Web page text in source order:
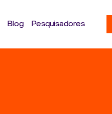
Blog Pesquisadores